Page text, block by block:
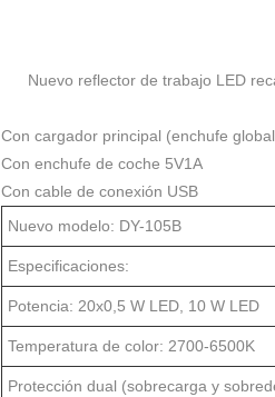
Nuevo reflector de trabajo LED
Con cargador principal (enchufe
Con enchufe de coche 5V1A
Con cable de conexión USB
Nuevo modelo: DY-105B
Especificaciones:
Potencia: 20x0,5 W LED, 10 W LED
Temperatura de color: 2700-6500K
Protección dual (sobrecarga y